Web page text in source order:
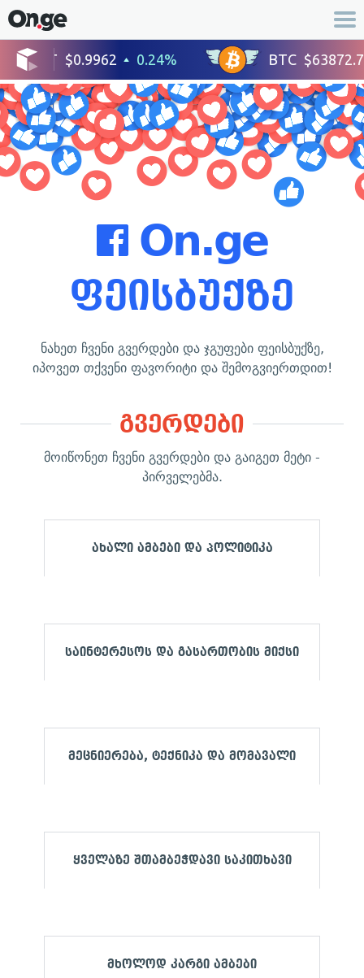
On.ge
ფეისბუქზე
ნახეთ ჩვენი გვერდები და ჯგუფები ფეისბუქზე,
იპოვეთ თქვენი ფავორიტი და შემოგვიერთდით!
გვერდები
მოიწონეთ ჩვენი გვერდები და გაიგეთ მეტი -
პირველებმა.
ახალი ამბები და პოლიტიკა
საინტერესოს და გასართობის მიქსი
მეცნიერება, ტექნიკა და მომავალი
ყველაზე შთამბეჭდავი საკითხავი
მხოლოდ კარგი ამბები